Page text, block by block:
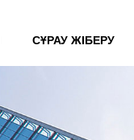
СҰРАУ ЖІБЕРУ